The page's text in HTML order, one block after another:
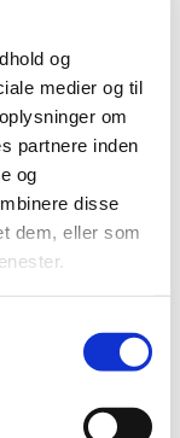
og
medier og til
om
partnere inden
og
disse
dem, eller som
14:00
K